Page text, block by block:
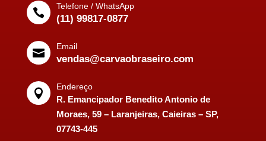

Telefone / WhatsApp
(11) 99817-0877

Email
vendas@carvaobraseiro.com

Endereço
R. Emancipador Benedito Antonio de
Moraes, 59 – Laranjeiras, Caieiras – SP,
07743-445